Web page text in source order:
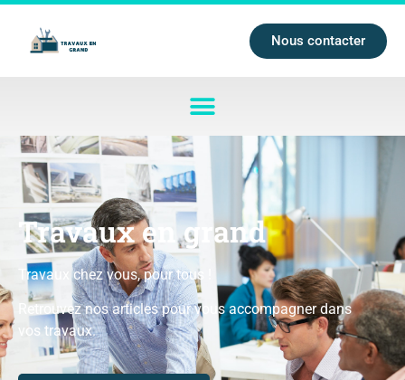
Nous contacter
Travaux en grand
Travaux chez vous, pour tous !
Retrouvez nos articles pour vous accompagner dans
vos travaux.